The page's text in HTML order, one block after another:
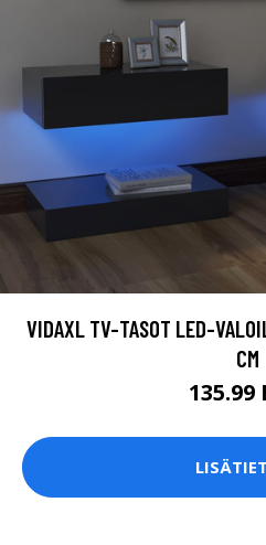
VIDAXL TV-TASOT LED-
CM
135.99